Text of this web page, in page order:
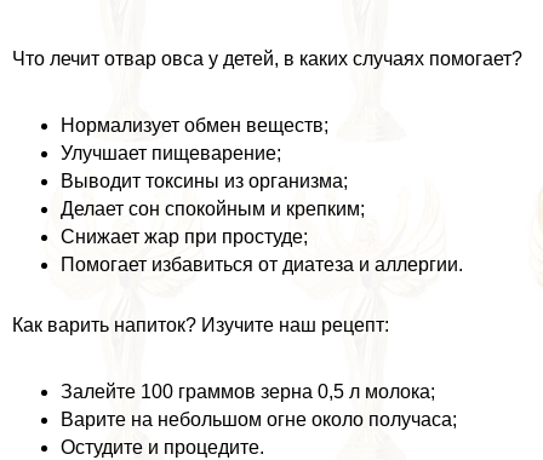
Что лечит отвар овса у детей, в каких случаях помогает?
Нормализует обмен веществ;
Улучшает пищеварение;
Выводит токсины из организма;
Делает сон спокойным и крепким;
Снижает жар при простуде;
Помогает избавиться от диатеза и аллергии.
Как варить напиток? Изучите наш рецепт:
Залейте 100 граммов зерна 0,5 л молока;
Варите на небольшом огне около получаса;
Остудите и процедите.